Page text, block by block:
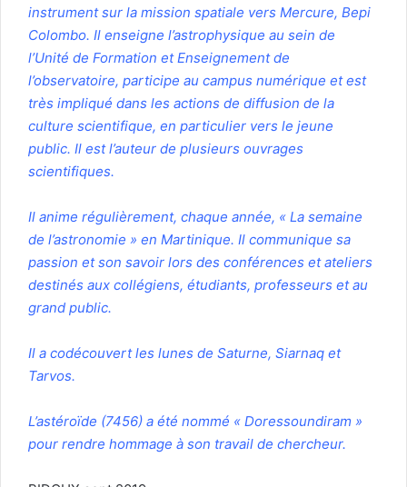
instrument sur la mission spatiale vers Mercure, Bepi
Colombo. Il enseigne l’astrophysique au sein de
l’Unité de Formation et Enseignement de
l’observatoire, participe au campus numérique et est
très impliqué dans les actions de diffusion de la
culture scientifique, en particulier vers le jeune
public. Il est l’auteur de plusieurs ouvrages
scientifiques.
Il anime régulièrement, chaque année, « La semaine
de l’astronomie » en Martinique. Il communique sa
passion et son savoir lors des conférences et ateliers
destinés aux collégiens, étudiants, professeurs et au
grand public.
Il a codécouvert les lunes de Saturne, Siarnaq et
Tarvos.
L’astéroïde (7456) a été nommé « Doressoundiram »
pour rendre hommage à son travail de chercheur.